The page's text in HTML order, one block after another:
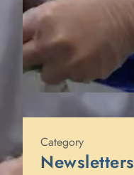
Category
Newsletters